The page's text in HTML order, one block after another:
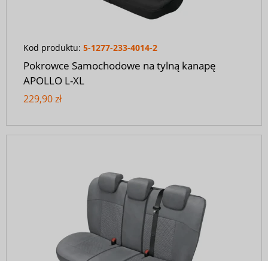
Kod produktu: 5-1277-233-4014-2
Pokrowce Samochodowe na tylną kanapę
APOLLO L-XL
229,90 zł